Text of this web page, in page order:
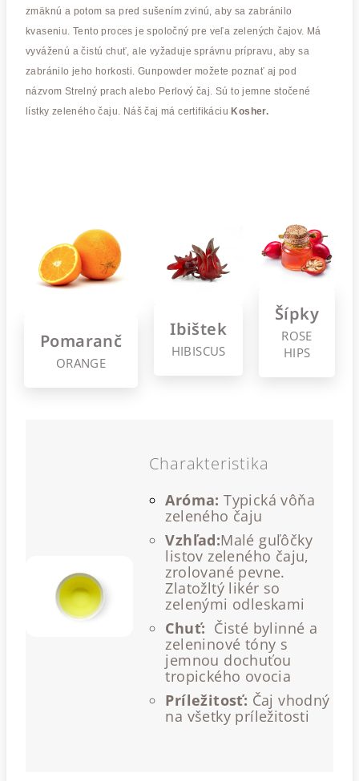
zmäknú a potom sa pred sušením zvinú, aby sa zabránilo
kvaseniu. Tento proces je spoločný pre veľa zelených čajov. Má
vyváženú a čistú chuť, ale vyžaduje správnu prípravu, aby sa
zabránilo jeho horkosti. Gunpowder možete poznať aj pod
názvom Strelný prach alebo Perlový čaj. Sú to jemne stočené
lístky zeleného čaju. Náš čaj má certifikáciu Kosher.
Pomaranč
ORANGE
Ibištek
HIBISCUS
Šípky
ROSE
HIPS
Charakteristika
Aróma:Typická vôňa
zeleného čaju
Vzhľad:Malé guľôčky
listov zeleného čaju,
zrolované pevne.
Zlatožltý likér so
zelenými odleskami
Chuť: Čisté bylinné a
zeleninové tóny s
jemnou dochuťou
tropického ovocia
Príležitosť: Čaj vhodný
na všetky príležitosti